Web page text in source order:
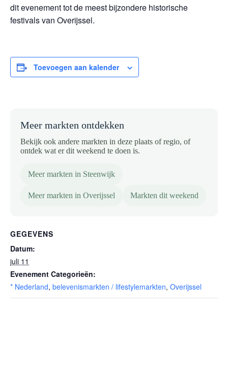
dit evenement tot de meest bijzondere historische
festivals van Overijssel.
Toevoegen aan kalender
Meer markten ontdekken
Bekijk ook andere markten in deze plaats of regio, of
ontdek wat er dit weekend te doen is.
Meer markten in Steenwijk
Meer markten in Overijssel Markten dit weekend
GEGEVENS
Datum:
juli 11
Evenement Categorieën:
* Nederland, belevenismarkten / lifestylemarkten, Overijssel